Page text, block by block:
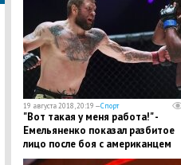
19 августа 2018, 20:19 —Спорт
"Вот такая у меня работа!" -
Емельяненко показал разбитое
лицо после боя с американцем
Джонсоном: кадры